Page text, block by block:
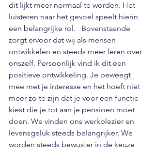
dit lijkt meer normaal te worden. Het
luisteren naar het gevoel speelt hierin
een belangrijke rol.   Bovenstaande
zorgt ervoor dat wij als mensen
ontwikkelen en steeds meer leren over
onszelf. Persoonlijk vind ik dit een
positieve ontwikkeling. Je beweegt
mee met je interesse en het hoeft niet
meer zo te zijn dat je voor een functie
kiest die je tot aan je pensioen moet
doen. We vinden ons werkplezier en
levensgeluk steeds belangrijker. We
worden steeds bewuster in de keuze